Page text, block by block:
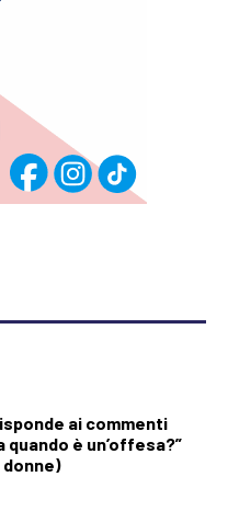
ai commenti
quando è un’offesa?”